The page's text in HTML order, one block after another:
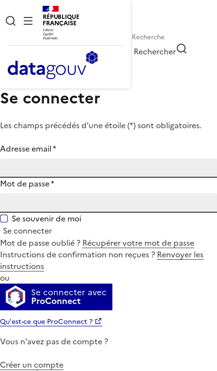
RÉPUBLIQUE
FRANÇAISE
Rechercher
Se connecter
Les champs précédés d'une étoile (*) sont obligatoires.
Adresse email*
Mot de passe*
Se souvenir de moi
Se connecter
Mot de passe oublié ? Récupérer votre mot de passe
Instructions de confirmation non reçues ? Renvoyer les
instructions
ou
Se connecter avec
ProConnect
Qu'est-ce que ProConnect ?
Vous n'avez pas de compte ?
Créer un compte